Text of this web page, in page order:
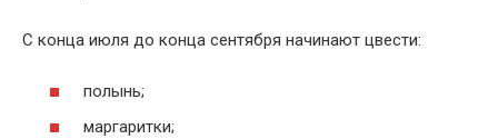
С конца июля до конца сентября начинают цвести:
полынь;
маргаритки;